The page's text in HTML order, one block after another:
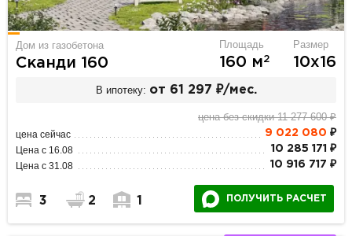
Дом из газобетона
Сканди 160
Площадь
160 м2
Размер
10х16
В ипотеку: от 61 297 ₽/мес.
цена без скидки 11 277 600 ₽
цена сейчас 9 022 080 ₽
Цена с 16.08 10 285 171 ₽
Цена с 31.08 10 916 717 ₽
3 2 1 ПОЛУЧИТЬ РАСЧЕТ